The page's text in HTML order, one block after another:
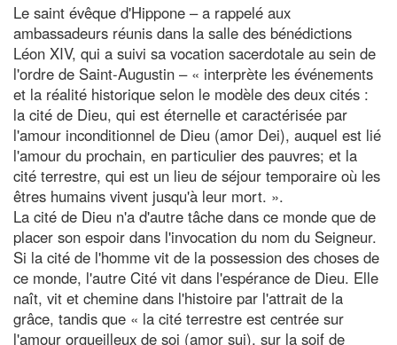
Le saint évêque d'Hippone – a rappelé aux
ambassadeurs réunis dans la salle des bénédictions
Léon XIV, qui a suivi sa vocation sacerdotale au sein de
l'ordre de Saint-Augustin – « interprète les événements
et la réalité historique selon le modèle des deux cités :
la cité de Dieu, qui est éternelle et caractérisée par
l'amour inconditionnel de Dieu (amor Dei), auquel est lié
l'amour du prochain, en particulier des pauvres; et la
cité terrestre, qui est un lieu de séjour temporaire où les
êtres humains vivent jusqu'à leur mort. ».
La cité de Dieu n'a d'autre tâche dans ce monde que de
placer son espoir dans l'invocation du nom du Seigneur.
Si la cité de l'homme vit de la possession des choses de
ce monde, l'autre Cité vit dans l'espérance de Dieu. Elle
naît, vit et chemine dans l'histoire par l'attrait de la
grâce, tandis que « la cité terrestre est centrée sur
l'amour orgueilleux de soi (amor sui), sur la soif de